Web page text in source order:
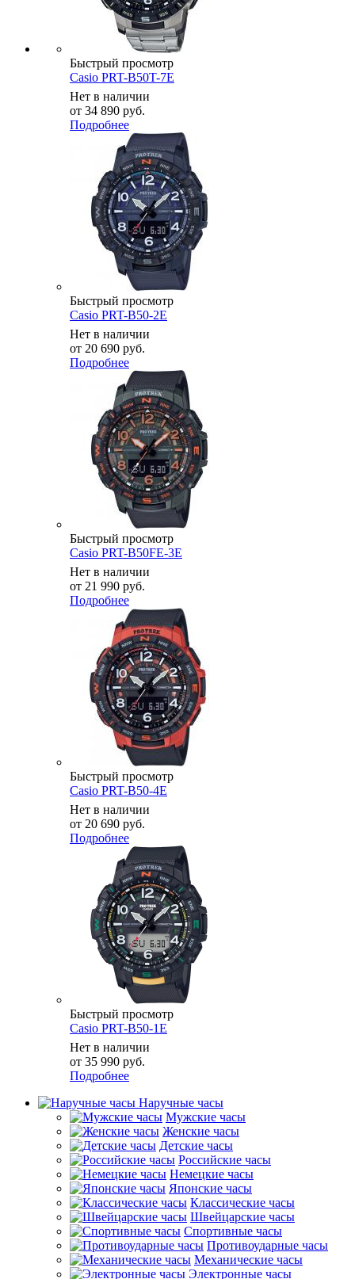
Быстрый просмотр
Casio PRT-B50T-7E
Нет в наличии
от 34 890 руб.
Подробнее
Быстрый просмотр
Casio PRT-B50-2E
Нет в наличии
от 20 690 руб.
Подробнее
Быстрый просмотр
Casio PRT-B50FE-3E
Нет в наличии
от 21 990 руб.
Подробнее
Быстрый просмотр
Casio PRT-B50-4E
Нет в наличии
от 20 690 руб.
Подробнее
Быстрый просмотр
Casio PRT-B50-1E
Нет в наличии
от 35 990 руб.
Подробнее
Наручные часы
Мужские часы
Женские часы
Детские часы
Российские часы
Немецкие часы
Японские часы
Классические часы
Швейцарские часы
Спортивные часы
Противоударные часы
Механические часы
Электронные часы